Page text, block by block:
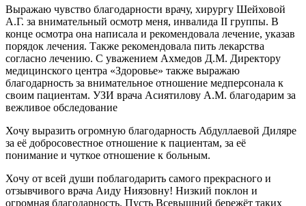
Выражаю чувство благодарности врачу, хирургу Шейховой
А.Г. за внимательный осмотр меня, инвалида II группы. В
конце осмотра она написала и рекомендовала лечение, указав
порядок лечения. Также рекомендовала пить лекарства
согласно лечению. С уважением Ахмедов Д.М. Директору
медицинского центра «Здоровье» также выражаю
благодарность за внимательное отношение медперсонала к
своим пациентам. УЗИ врача Асиятилову А.М. благодарим за
вежливое обследование
Хочу выразить огромную благодарность Абдуллаевой Диляре
за её добросовестное отношение к пациентам, за её
понимание и чуткое отношение к больным.
Хочу от всей души поблагодарить самого прекрасного и
отзывчивого врача Аиду Ниязовну! Низкий поклон и
огромная благодарность. Пусть Всевышний бережёт таких